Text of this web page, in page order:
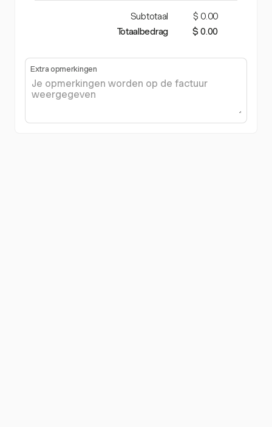
Subtotaal
$ 0.00
Totaalbedrag
$ 0.00
Extra opmerkingen